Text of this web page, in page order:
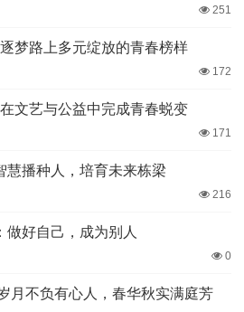
251
梦路上多元绽放的青春榜样
172
文艺与公益中完成青春蜕变
171
慧播种人，培育未来栋梁
216
做好自己，成为别人
0
月不负有心人，春华秋实满庭芳